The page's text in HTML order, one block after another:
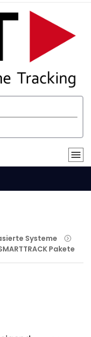
Systeme
Pakete